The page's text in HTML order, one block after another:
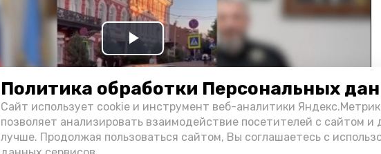
Политика обработки Персональных
Сайт использует cookie и инструмент веб-аналитики
позволяет анализировать взаимодействие посетителей с сайтом и
лучше. Продолжая пользоваться сайтом, Вы соглашаетесь с
Play
Video